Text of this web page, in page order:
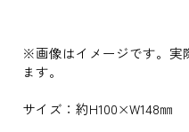
※画像はイメージです。実
ます。
サイズ：約H100×W148㎜